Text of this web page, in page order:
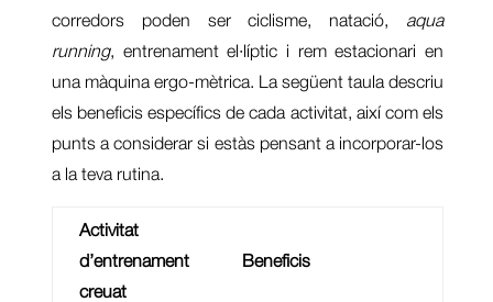
corredors poden ser ciclisme, natació, aqua
running, entrenament el·líptic i rem estacionari en
una màquina ergo-mètrica. La següent taula descriu
els beneficis específics de cada activitat, així com els
punts a considerar si estàs pensant a incorporar-los
a la teva rutina.
Activitat
d’entrenament
creuat
Beneficis